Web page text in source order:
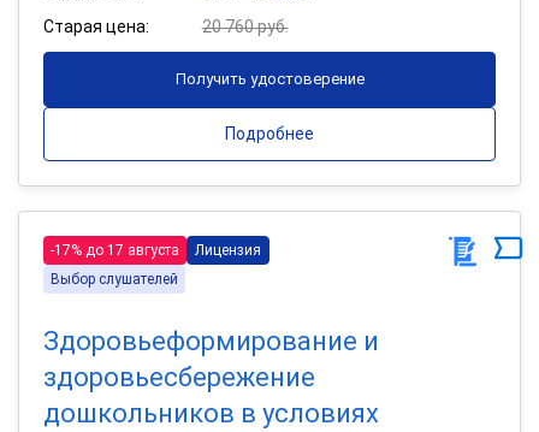
Старая цена:
20 760 руб.
Получить удостоверение
Подробнее
-17% до 17 августа
Лицензия
Выбор слушателей
Здоровьеформирование и
здоровьесбережение
дошкольников в условиях